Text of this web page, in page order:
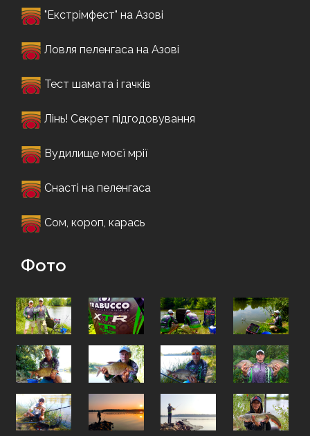
"Екстрімфест" на Азові
Ловля пеленгаса на Азові
Тест шамата і гачків
Лінь! Секрет підгодовування
Вудилище моєї мрії
Снасті на пеленгаса
Сом, короп, карась
Фото